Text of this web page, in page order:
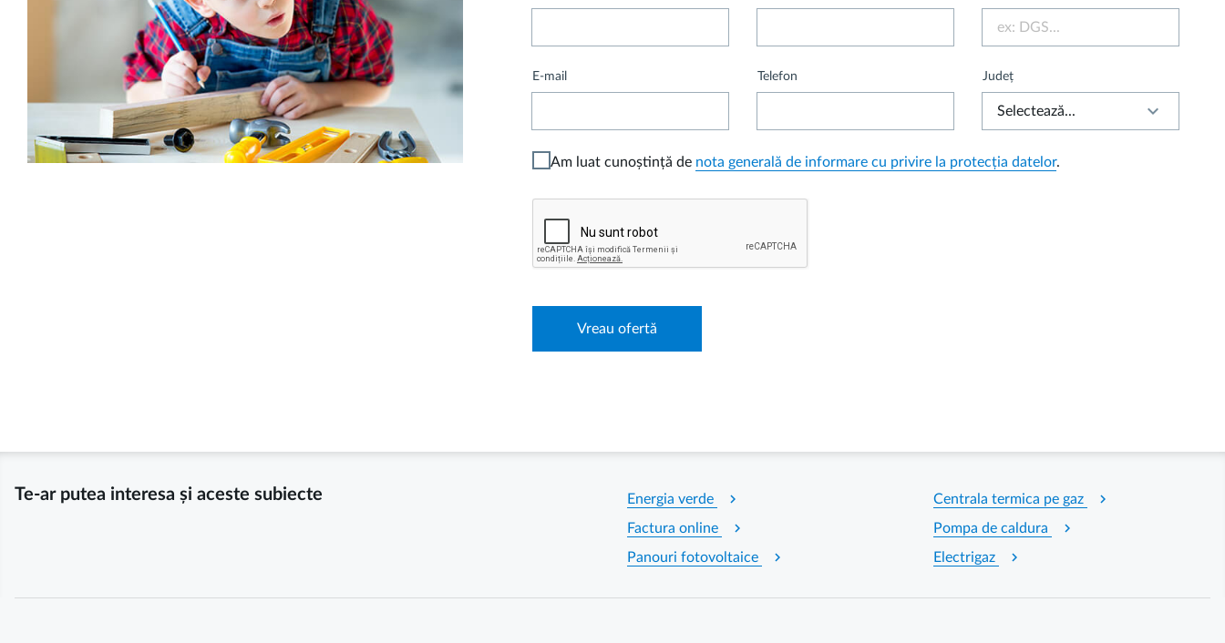
E-mail Telefon Județ
keyboard_arrow_down
Am luat cunoștință de nota generală de informare cu privire la protecția datelor.
Vreau ofertă
Te-ar putea interesa și aceste subiecte Energia verde chevron_right Centrala termica pe gaz chevron_right
Factura online chevron_right Pompa de caldura chevron_right
Panouri fotovoltaice chevron_right Electrigaz chevron_right